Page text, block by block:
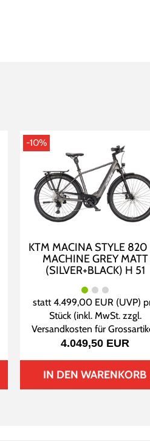
-10%
KTM MACINA STYLE 820
MACHINE GREY MATT
(SILVER+BLACK) H 51
statt4.499,00 EUR (UVP)
Stück (inkl. MwSt. zzgl.
Versandkosten für
4.049,50 EUR
IN DEN WARENKORB